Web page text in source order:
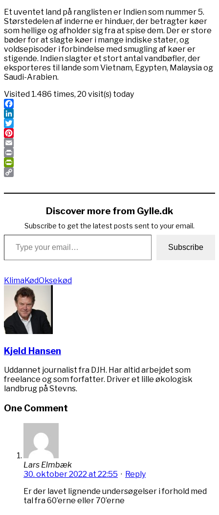
Et uventet land på ranglisten er Indien som nummer 5.
Størstedelen af ​​inderne er hinduer, der betragter køer
som hellige og afholder sig fra at spise dem. Der er store
bøder for at slagte køer i mange indiske stater, og
voldsepisoder i forbindelse med smugling af køer er
stigende. Indien slagter et stort antal vandbøfler, der
eksporteres til lande som Vietnam, Egypten, Malaysia og
Saudi-Arabien.
Visited 1.486 times, 20 visit(s) today
Facebook
LinkedIn
Twitter
Pinterest
Email
Print
PrintFriendly
Link
Discover more from Gylle.dk
Subscribe to get the latest posts sent to your email.
Type your email…
Subscribe
KlimaKødOksekød
Kjeld Hansen
Uddannet journalist fra DJH. Har altid arbejdet som
freelance og som forfatter. Driver et lille økologisk
landbrug på Stevns.
One Comment
Lars Elmbæk
30. oktober 2022 at 22:55 · Reply
Er der lavet lignende undersøgelser i forhold med
tal fra 60’erne eller 70’erne